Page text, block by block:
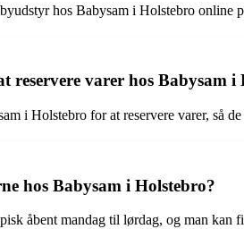
hos Babysam i Holstebro online
reservere varer hos Babysam i
i Holstebro for at reservere varer, så
hos Babysam i Holstebro?
åbent mandag til lørdag, og man kan